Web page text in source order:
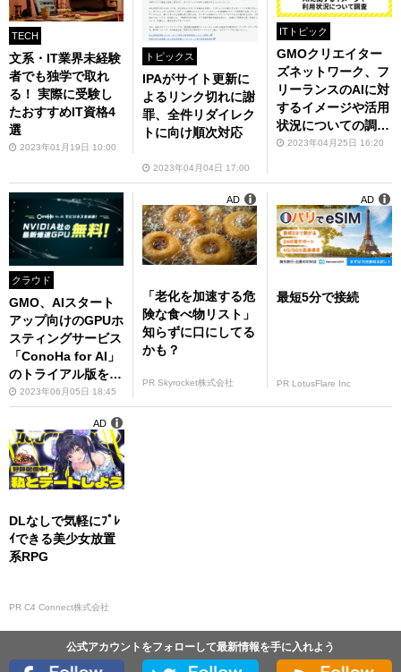
TECH
文系・IT業界未経験
者でも独学で取れ
る！ 実際に受験し
たおすすめIT資格4
選
2023年01月19日 10:00
トピックス
IPAがサイト更新に
よるリンク切れに謝
罪、全件リダイレク
トに向け順次対応
2023年04月04日 17:00
ITトピック
GMOクリエイター
ズネットワーク、フ
リーランスのAIに対
するイメージや活用
状況についての調査
結果を公表
2023年04月25日 16:20
クラウド
GMO、AIスタート
アップ向けのGPUホ
スティングサービス
「ConoHa for AI」
のトライアル版を8
月より提供
2023年06月05日 18:45
「老化を加速する危
険な食べ物リスト」
知らずに口にしてる
かも？
PR Skyrocket株式会社
AD
最短5分で接続
PR LotusFlare Inc
AD
DLなしで気軽にﾌﾟﾚ
ｲできる美少女放置
系RPG
PR C4 Connect株式会社
AD
公式アカウントをフォローして最新情報を手に入れよう